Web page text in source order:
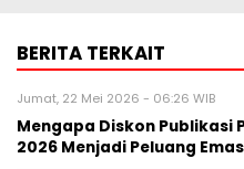
BERITA TERKAIT
Jumat, 22 Mei 2026 - 06:26 WIB
Mengapa Diskon Publikasi
2026 Menjadi Peluang